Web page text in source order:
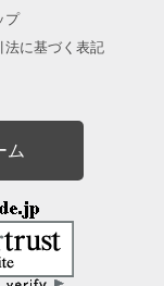
プ
法に基づく表記
ム